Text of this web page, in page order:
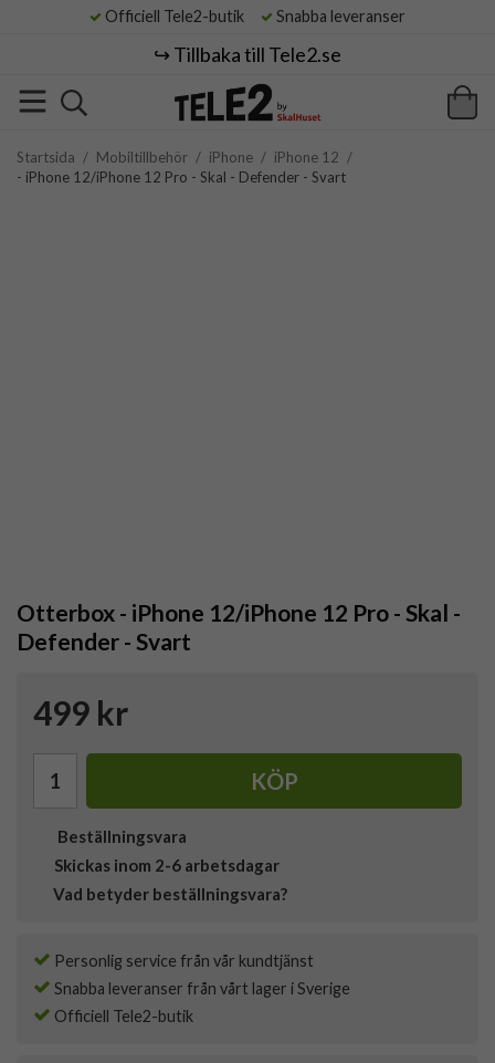
Officiell Tele2-butik Snabba leveranser
↪️ Tillbaka till Tele2.se
Startsida / Mobiltillbehör / iPhone / iPhone 12 /
- iPhone 12/iPhone 12 Pro - Skal - Defender - Svart
Otterbox - iPhone 12/iPhone 12 Pro - Skal -
Defender - Svart
499 kr
KÖP
Beställningsvara
Skickas inom 2-6 arbetsdagar
Vad betyder beställningsvara?
Personlig service från vår kundtjänst
Snabba leveranser från vårt lager i Sverige
Officiell Tele2-butik